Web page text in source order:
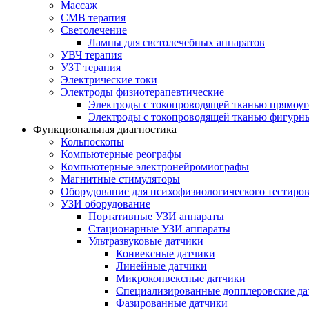
Массаж
СМВ терапия
Светолечение
Лампы для светолечебных аппаратов
УВЧ терапия
УЗТ терапия
Электрические токи
Электроды физиотерапевтические
Электроды с токопроводящей тканью
Электроды с токопроводящей тканью
Функциональная диагностика
Кольпоскопы
Компьютерные реографы
Компьютерные электронейромиографы
Магнитные стимуляторы
Оборудование для психофизиологического
УЗИ оборудование
Портативные УЗИ аппараты
Стационарные УЗИ аппараты
Ультразвуковые датчики
Конвексные датчики
Линейные датчики
Микроконвексные датчики
Специализированные допплеровские
Фазированные датчики